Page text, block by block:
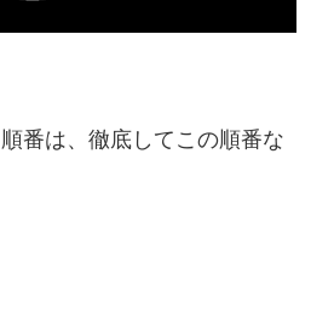
番は、徹底してこの順番な